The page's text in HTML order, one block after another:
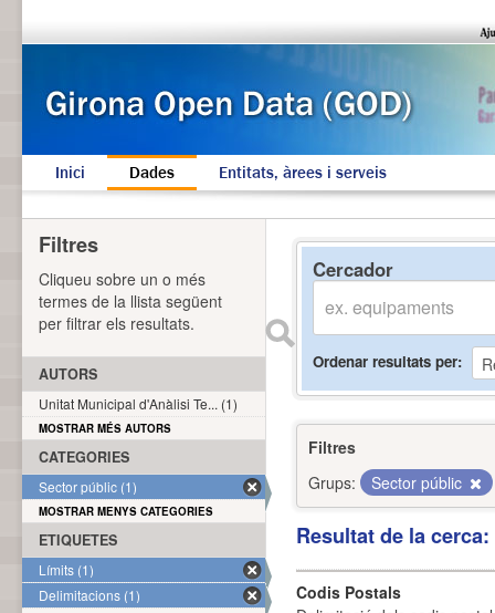
Inici Dades Entitats, àrees i serveis
Cercador
Ordenar resultats per
Filtres
Grups:
Sector públic
Resultat de la
Codis Postals
Filtres
Cliqueu sobre un o més
termes de la llista següent
per filtrar els resultats.
AUTORS
Unitat Municipal d'Anàlisi Te... (1)
MOSTRAR MÉS AUTORS
CATEGORIES
Sector públic (1)
MOSTRAR MENYS CATEGORIES
ETIQUETES
Límits (1)
Delimitacions (1)